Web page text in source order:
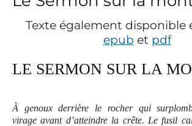
Texte également disponible
epub et pdf
LE SERMON SUR LA
À genoux derrière le rocher qui
virage avant d’atteindre la crête. Le fusil